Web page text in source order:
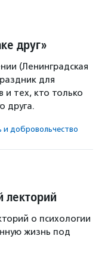
друг»
(Ленинградская
для
и тех, кто только
друга.
и доброволь­чест­во
лекторий
о психологии
жизнь под